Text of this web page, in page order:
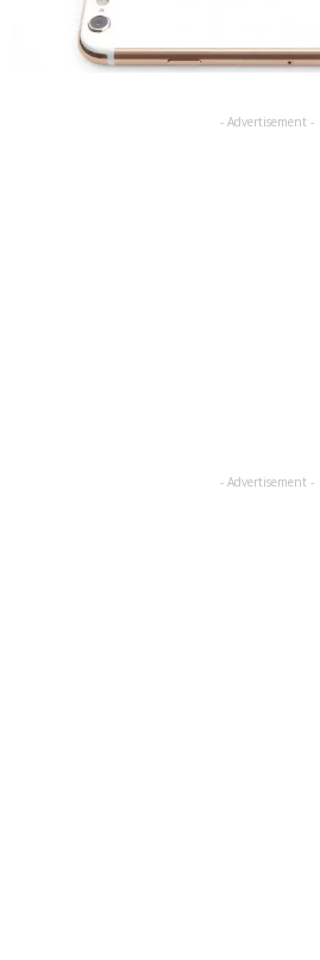
- Advertisement -
- Advertisement -